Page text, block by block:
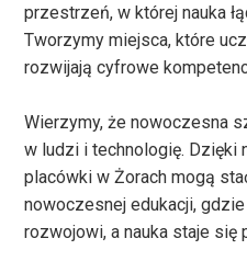
przestrzeń, w której nauka
Tworzymy miejsca, które
rozwijają cyfrowe
Wierzymy, że nowoczesna
w ludzi i technologię. Dzięki
placówki w Żorach mogą
nowoczesnej edukacji,
rozwojowi, a nauka staje się